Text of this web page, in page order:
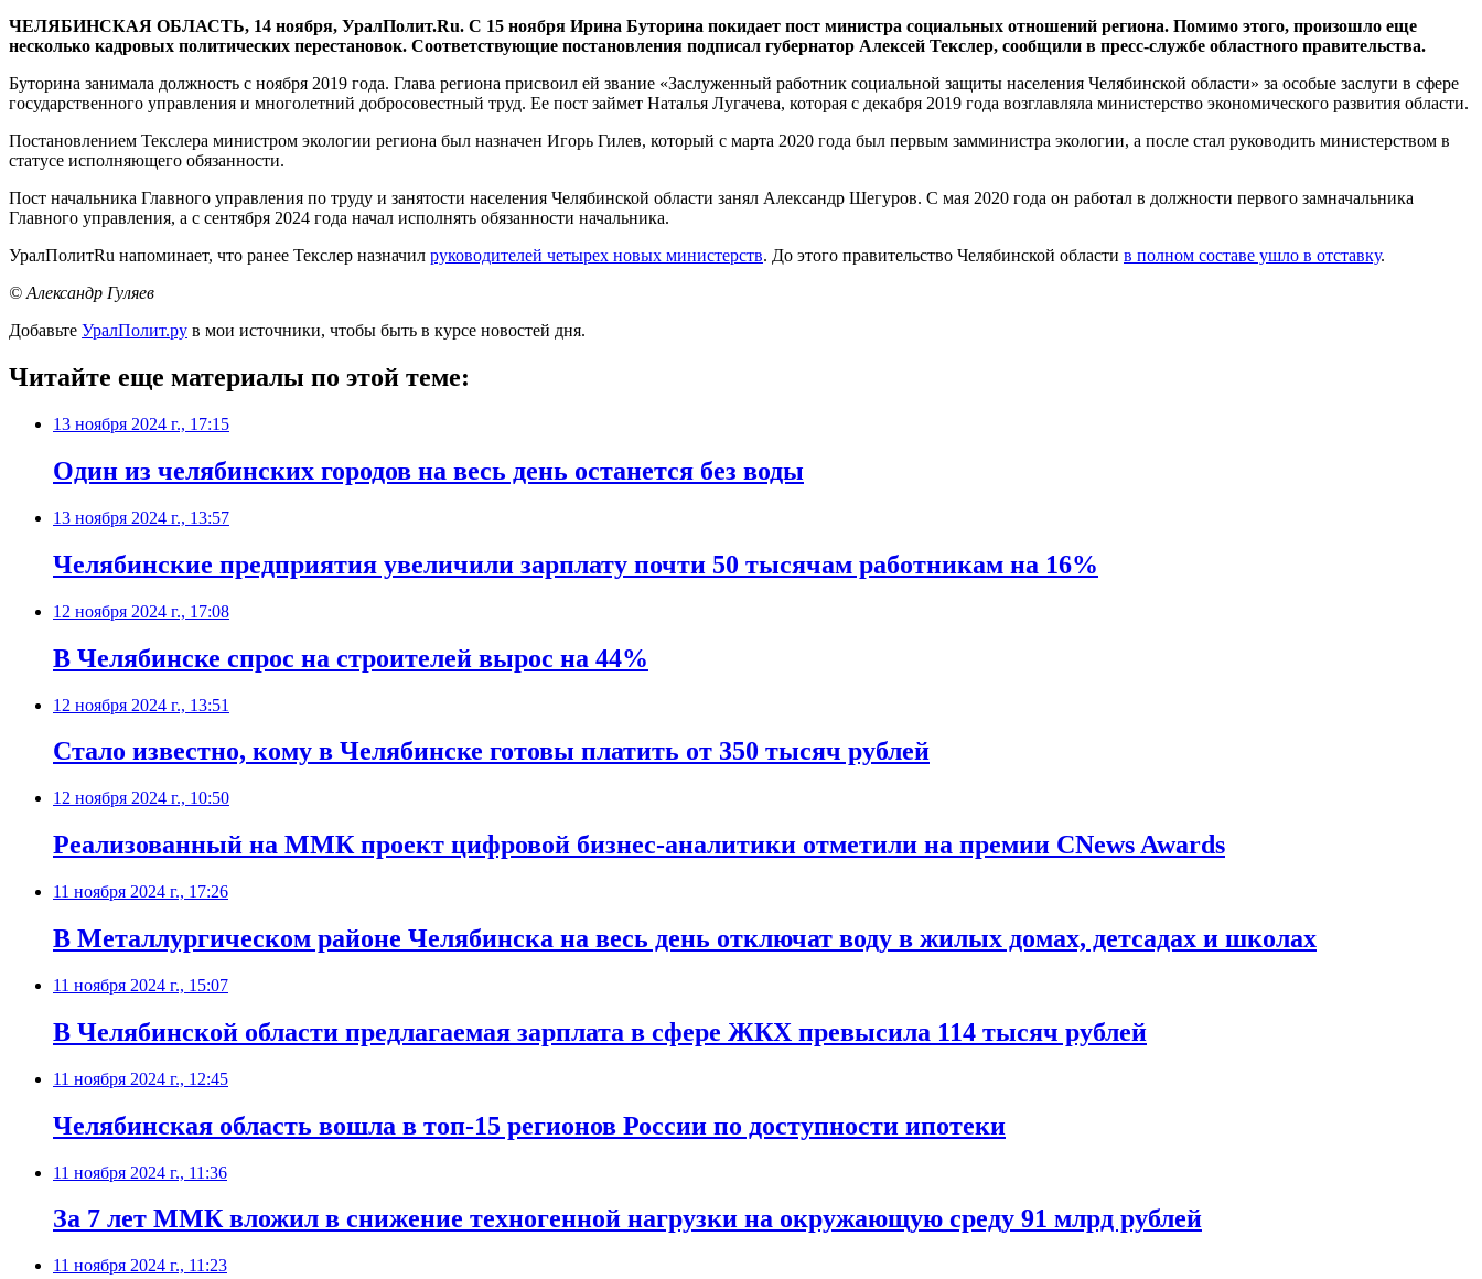
ЧЕЛЯБИНСКАЯ ОБЛАСТЬ, 14 ноября, УралПолит.Ru. С 15 ноября Ирина Буторина покидает пост министра социальных отношений региона. Помимо этого, произошло еще
несколько кадровых политических перестановок. Соответствующие постановления подписал губернатор Алексей Текслер, сообщили в пресс-службе областного правительства.
Буторина занимала должность с ноября 2019 года. Глава региона присвоил ей звание «Заслуженный работник социальной защиты населения Челябинской области» за особые заслуги в сфере
государственного управления и многолетний добросовестный труд. Ее пост займет Наталья Лугачева, которая с декабря 2019 года возглавляла министерство экономического развития области.
Постановлением Текслера министром экологии региона был назначен Игорь Гилев, который с марта 2020 года был первым замминистра экологии, а после стал руководить министерством в
статусе исполняющего обязанности.
Пост начальника Главного управления по труду и занятости населения Челябинской области занял Александр Шегуров. С мая 2020 года он работал в должности первого замначальника
Главного управления, а с сентября 2024 года начал исполнять обязанности начальника.
УралПолитRu напоминает, что ранее Текслер назначил руководителей четырех новых министерств. До этого правительство Челябинской области в полном составе ушло в отставку.
© Александр Гуляев
Добавьте УралПолит.ру в мои источники, чтобы быть в курсе новостей дня.
Читайте еще материалы по этой теме:
13 ноября 2024 г., 17:15
Один из челябинских городов на весь день останется без воды
13 ноября 2024 г., 13:57
Челябинские предприятия увеличили зарплату почти 50 тысячам работникам на 16%
12 ноября 2024 г., 17:08
В Челябинске спрос на строителей вырос на 44%
12 ноября 2024 г., 13:51
Стало известно, кому в Челябинске готовы платить от 350 тысяч рублей
12 ноября 2024 г., 10:50
Реализованный на ММК проект цифровой бизнес-аналитики отметили на премии CNews Awards
11 ноября 2024 г., 17:26
В Металлургическом районе Челябинска на весь день отключат воду в жилых домах, детсадах и школах
11 ноября 2024 г., 15:07
В Челябинской области предлагаемая зарплата в сфере ЖКХ превысила 114 тысяч рублей
11 ноября 2024 г., 12:45
Челябинская область вошла в топ-15 регионов России по доступности ипотеки
11 ноября 2024 г., 11:36
За 7 лет ММК вложил в снижение техногенной нагрузки на окружающую среду 91 млрд рублей
11 ноября 2024 г., 11:23